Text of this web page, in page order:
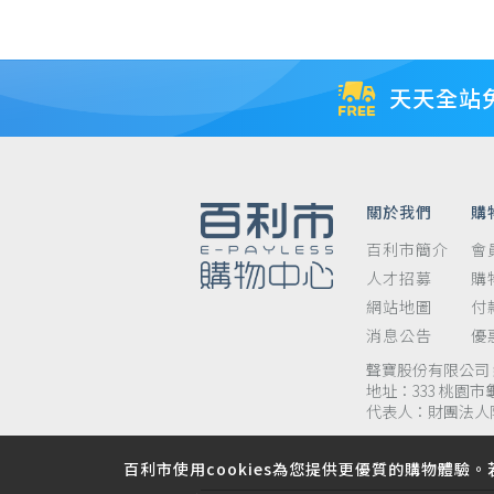
天天全站
關於我們
百利市簡介
人才招募
網站地圖
消息公告
購
會
購
付
優
聲寶股份有限公司
地址：333 桃園市
代表人：財團法
百利市使用cookies為您提供更優質的購物體驗